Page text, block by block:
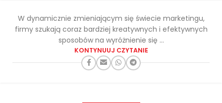
W dynamicznie zmieniającym się świecie marketingu,
firmy szukają coraz bardziej kreatywnych i efektywnych
sposobów na wyróżnienie się ...
KONTYNUUJ CZYTANIE